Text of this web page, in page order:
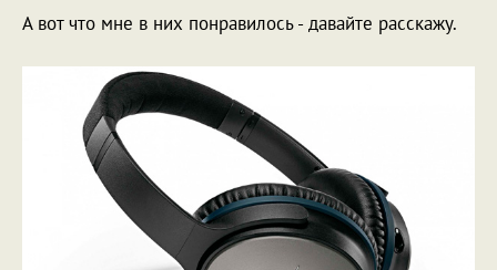
А вот что мне в них понравилось - давайте расскажу.